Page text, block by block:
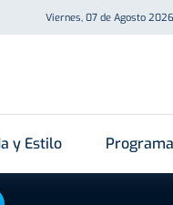
Viernes, 07 de Agosto 2026
y Estilo